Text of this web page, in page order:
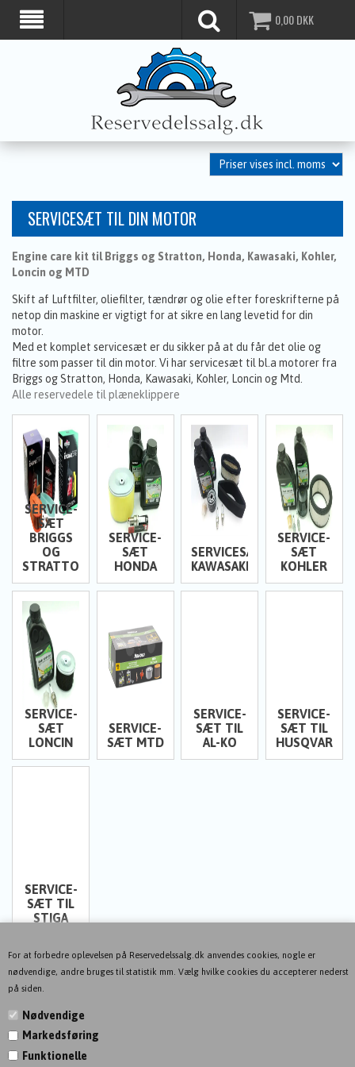
For at forbedre oplevelsen på Reservedelssalg.dk anvendes cookies, nogle er
nødvendige, andre bruges til statistik mm. Vælg hvilke cookies du accepterer nederst
på siden.
Nødvendige
Markedsføring
Funktionelle
0,00DKK
SERVICESÆT TIL DIN MOTOR
Engine care kit til Briggs og Stratton, Honda, Kawasaki, Kohler,
Loncin og MTD
Skift af Luftfilter, oliefilter, tændrør og olie efter foreskrifterne på
netop din maskine er vigtigt for at sikre en lang levetid for din
motor.
Med et komplet servicesæt er du sikker på at du får det olie og
filtre som passer til din motor. Vi har servicesæt til bl.a motorer fra
Briggs og Stratton, Honda, Kawasaki, Kohler, Loncin og Mtd.
Alle reservedele til plæneklippere
SERVICE-
SÆT
BRIGGS
OG
STRATTON
SERVICE-
SÆT
HONDA
SERVICESÆT
KAWASAKI
SERVICE-
SÆT
KOHLER
SERVICE-
SÆT
LONCIN
SERVICE-
SÆT MTD
SERVICE-
SÆT TIL
AL-KO
SERVICE-
SÆT TIL
HUSQVARNA
SERVICE-
SÆT TIL
STIGA
KONTAKT